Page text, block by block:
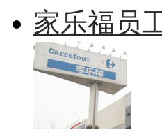
家乐福员